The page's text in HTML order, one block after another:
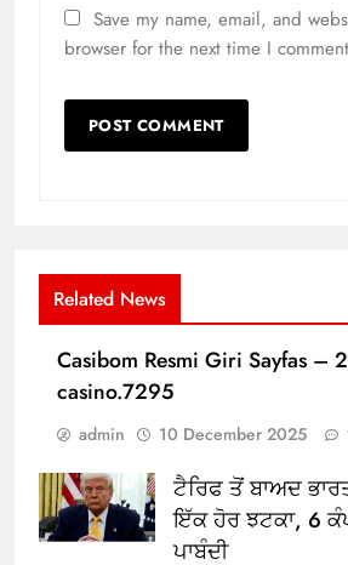
Save my name, email, and
browser for the next time I
Related News
Casibom Resmi Giri Sayfas –
casino.7295
admin 10 December 2025
ਟੈਰਿਫ ਤੋਂ ਬਾਅਦ
ਇੱਕ ਹੋਰ ਝਟਕਾ, 6
ਪਾਬੰਦੀ